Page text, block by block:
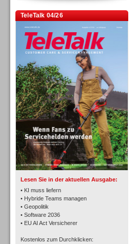
TeleTalk 04/26
Lesen Sie in der aktuellen Ausgabe:
• KI muss liefern
• Hybride Teams managen
• Geopolitik
• Software 2036
• EU AI Act Versicherer
Kostenlos zum Durchklicken:
TK- und ACD-Systeme
Workforce-Management